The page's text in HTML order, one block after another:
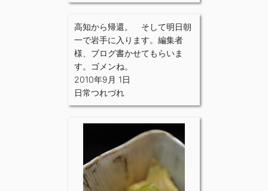
高知から帰還。 そして明日朝
一で岩手に入ります。編集者
様、ブログ書かせてもらいま
す。ゴメンね。
2010年9月 1日
日常つれづれ